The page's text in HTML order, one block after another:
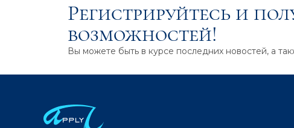
Регистрируйтесь и
возможностей!
Вы можете быть в курсе последних новостей, а